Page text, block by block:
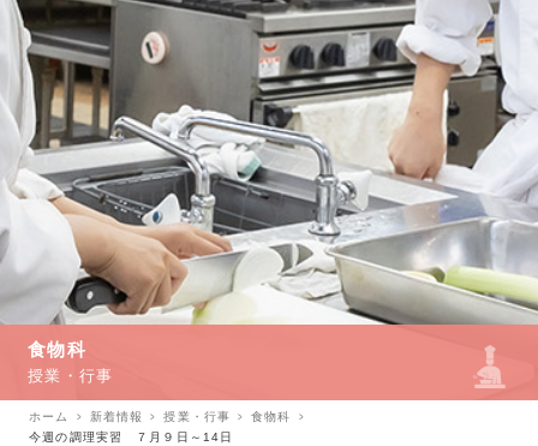
食物科
授業・行事
ホーム 新着情報 授業・行事
食物科
今週の調理実習 ７月９日～14日